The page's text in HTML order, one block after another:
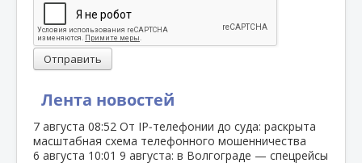
Лента новостей
7 августа 08:52 От IP‑телефонии до суда: раскрыта
масштабная схема телефонного мошенничества
6 августа 10:01 9 августа: в Волгограде — спецрейсы
Отправить